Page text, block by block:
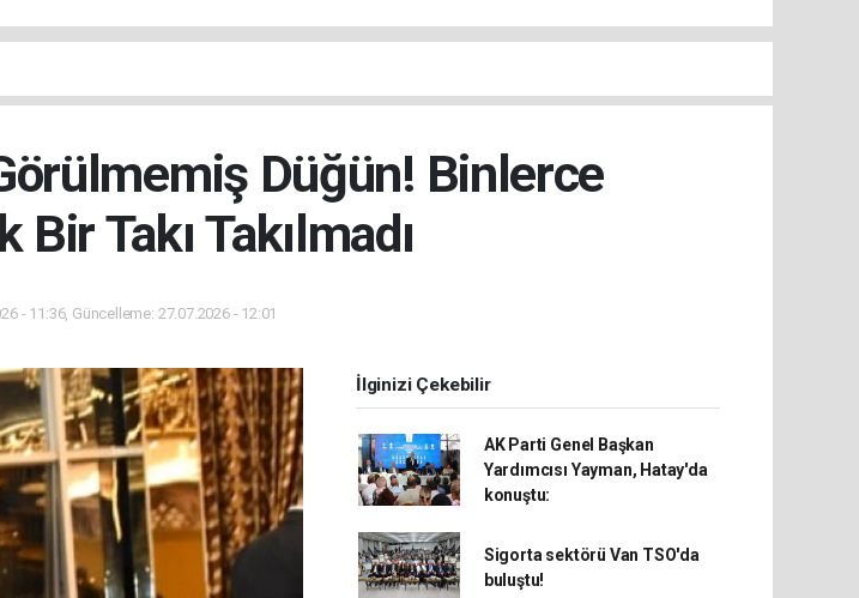
Düğün! Binlerce
Bir Takı Takılmadı
- 11:36, Güncelleme: 27.07.2026 - 12:01
İlginizi Çekebilir
AK Parti Genel Başkan
Yardımcısı Yayman, Hatay'da
konuştu:
Sigorta sektörü Van TSO'da
buluştu!